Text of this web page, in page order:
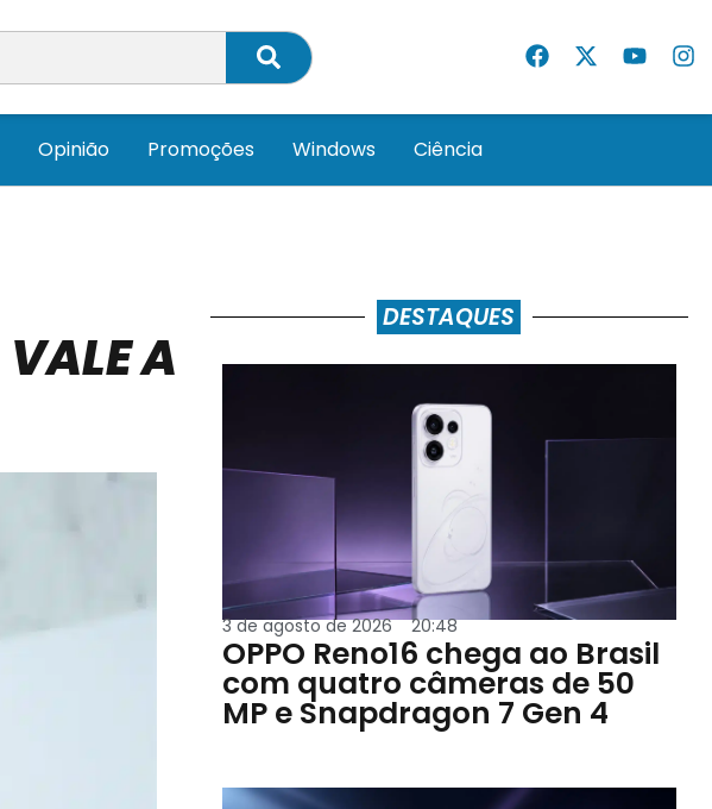
Opinião Promoções Windows Ciência
A
DESTAQUES
3 de agosto de 2026 20:48
OPPO Reno16 chega ao Brasil
com quatro câmeras de 50
MP e Snapdragon 7 Gen 4